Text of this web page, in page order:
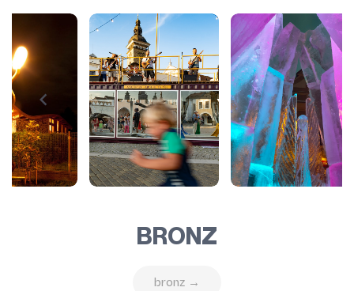
BRONZ
bronz →